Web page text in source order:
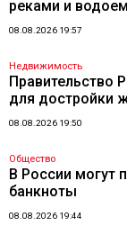
реками и
08.08.2026 19:57
Недвижимость
Правительство
для достройки
08.08.2026 19:50
Общество
В России могут
банкноты
08.08.2026 19:44